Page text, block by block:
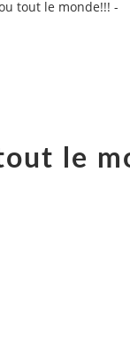
tout le monde!!! -
le